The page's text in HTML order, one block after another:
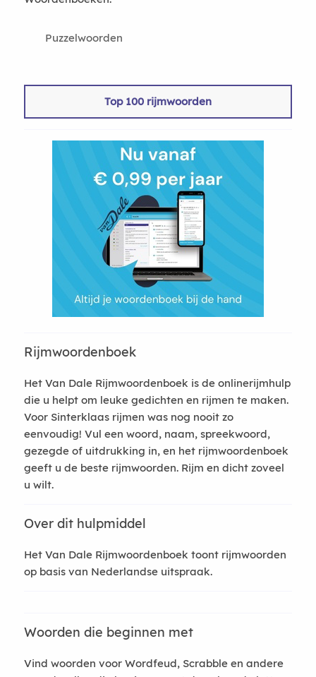
Puzzelwoorden
Top 100 rijmwoorden
Rijmwoordenboek
Het Van Dale Rijmwoordenboek is de onlinerijmhulp
die u helpt om leuke gedichten en rijmen te maken.
Voor Sinterklaas rijmen was nog nooit zo
eenvoudig! Vul een woord, naam, spreekwoord,
gezegde of uitdrukking in, en het rijmwoordenboek
geeft u de beste rijmwoorden. Rijm en dicht zoveel
u wilt.
Over dit hulpmiddel
Het Van Dale Rijmwoordenboek toont rijmwoorden
op basis van Nederlandse uitspraak.
Woorden die beginnen met
Vind woorden voor Wordfeud, Scrabble en andere